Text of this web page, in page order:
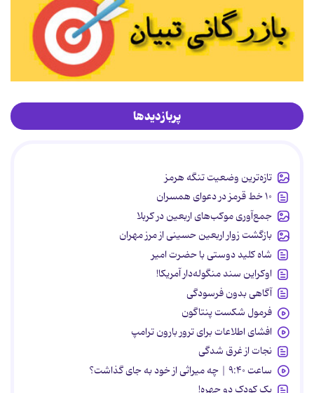
پربازدیدها
تازه‌ترین وضعیت تنگه هرمز
۱۰ خط قرمز در دعوای همسران
جمع‌آوری موکب‌های اربعین در کربلا
بازگشت زوار اربعین حسینی از مرز مهران
شاه کلید دوستی با حضرت امیر
اوکراین سند منگوله‌دار آمریکا!
آگاهی بدون فرسودگی
فرمول شکست پنتاگون
افشای اطلاعات برای ترور بارون ترامپ
نجات از غرق شدگی
ساعت ۹:۴۰ | چه میراثی از خود به جای گذاشت؟
یک کودک دو چهره!